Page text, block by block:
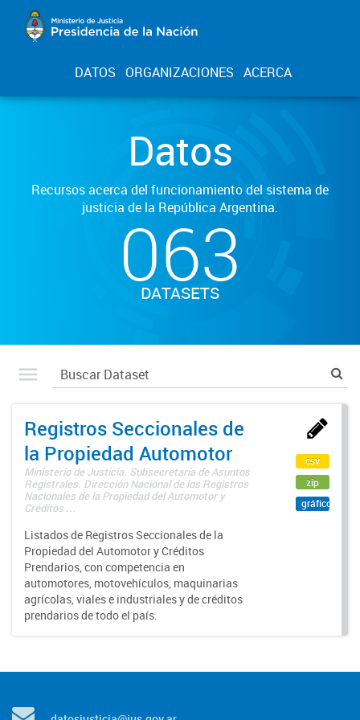
DATOS ORGANIZACIONES ACERCA
Datos
Recursos acerca del funcionamiento del sistema de
justicia de la República Argentina.
063
DATASETS
Registros Seccionales de
la Propiedad Automotor
Ministerio de Justicia. Subsecretaría de Asuntos
Registrales. Dirección Nacional de los Registros
Nacionales de la Propiedad del Automotor y
Créditos ...
Listados de Registros Seccionales de la
Propiedad del Automotor y Créditos
Prendarios, con competencia en
automotores, motovehículos, maquinarias
agrícolas, viales e industriales y de créditos
prendarios de todo el país.
csv
zip
gráfico